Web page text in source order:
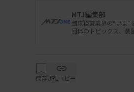
MTJ編集部
臨床検査業界の“いま
団体のトピックス、装
保存URLコピー